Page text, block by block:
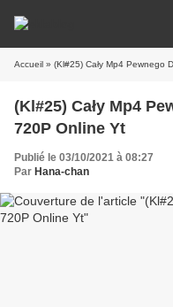
Accueil » (Kl#25) Cały Mp4 Pewnego
(Kl#25) Cały Mp4
720P Online Yt
Publié le 03/10/2021 à 08:27
Par Hana-chan